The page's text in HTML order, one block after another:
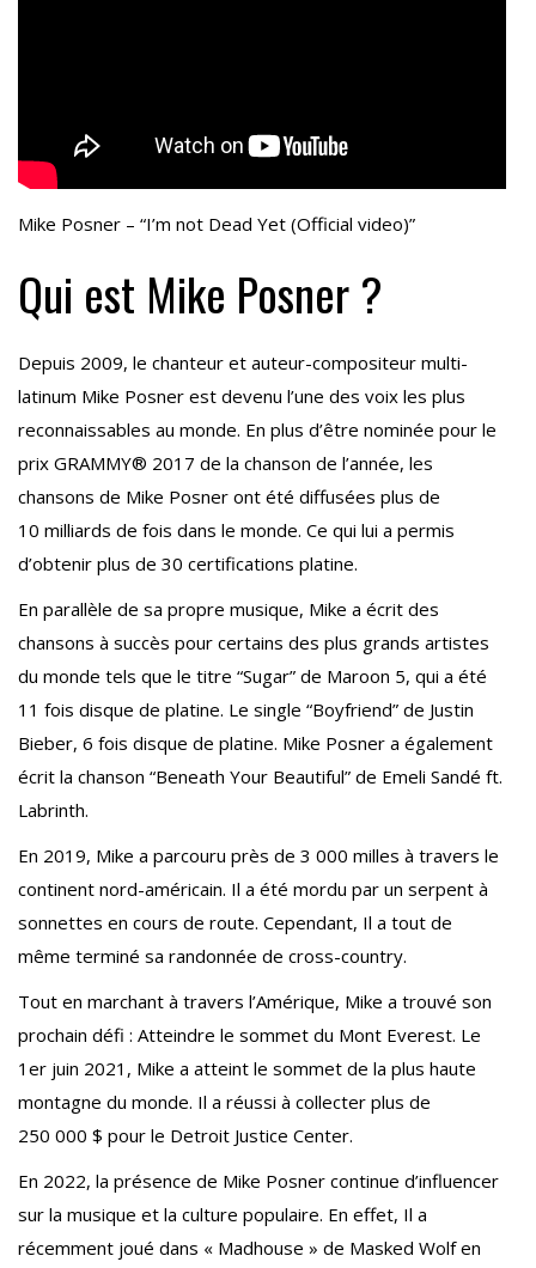
Mike Posner – “I’m not Dead Yet (Official video)”
Qui est Mike Posner ?
Depuis 2009, le chanteur et auteur-compositeur multi-
latinum Mike Posner est devenu l’une des voix les plus
reconnaissables au monde. En plus d’être nominée pour le
prix GRAMMY® 2017 de la chanson de l’année, les
chansons de Mike Posner ont été diffusées plus de
10 milliards de fois dans le monde. Ce qui lui a permis
d’obtenir plus de 30 certifications platine.
En parallèle de sa propre musique, Mike a écrit des
chansons à succès pour certains des plus grands artistes
du monde tels que le titre “Sugar” de Maroon 5, qui a été
11 fois disque de platine. Le single “Boyfriend” de Justin
Bieber, 6 fois disque de platine. Mike Posner a également
écrit la chanson “Beneath Your Beautiful” de Emeli Sandé ft.
Labrinth.
En 2019, Mike a parcouru près de 3 000 milles à travers le
continent nord-américain. Il a été mordu par un serpent à
sonnettes en cours de route. Cependant, Il a tout de
même terminé sa randonnée de cross-country.
Tout en marchant à travers l’Amérique, Mike a trouvé son
prochain défi : Atteindre le sommet du Mont Everest. Le
1er juin 2021, Mike a atteint le sommet de la plus haute
montagne du monde. Il a réussi à collecter plus de
250 000 $ pour le Detroit Justice Center.
En 2022, la présence de Mike Posner continue d’influencer
sur la musique et la culture populaire. En effet, Il a
récemment joué dans « Madhouse » de Masked Wolf en